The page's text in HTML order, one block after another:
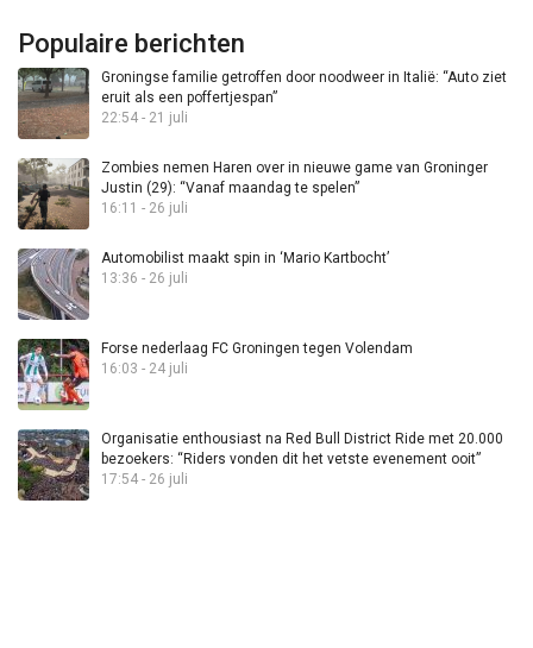
Populaire berichten
Groningse familie getroffen door noodweer in Italië: “Auto ziet
eruit als een poffertjespan”
22:54 - 21 juli
Zombies nemen Haren over in nieuwe game van Groninger
Justin (29): “Vanaf maandag te spelen”
16:11 - 26 juli
Automobilist maakt spin in ‘Mario Kartbocht’
13:36 - 26 juli
Forse nederlaag FC Groningen tegen Volendam
16:03 - 24 juli
Organisatie enthousiast na Red Bull District Ride met 20.000
bezoekers: “Riders vonden dit het vetste evenement ooit”
17:54 - 26 juli